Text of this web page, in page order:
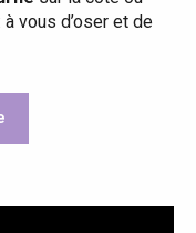
à vous d’oser et de
aux favoris